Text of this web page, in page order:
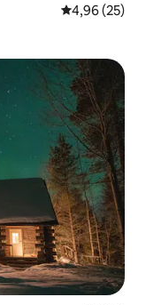
Gemiddelde
4,96 (25)